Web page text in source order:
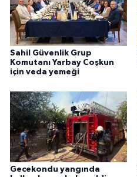
Sahil Güvenlik Grup
Komutanı Yarbay Coşkun
için veda yemeği
Gecekondu yangında